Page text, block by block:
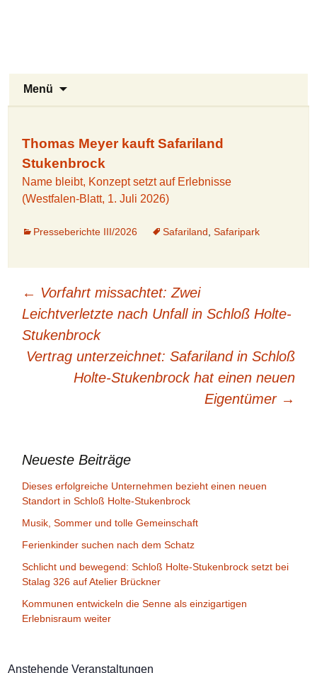
Menü
Thomas Meyer kauft Safariland
Stukenbrock
Name bleibt, Konzept setzt auf Erlebnisse
(Westfalen-Blatt, 1. Juli 2026)
Presseberichte III/2026 Safariland ,Safaripark
Beitragsnavigation
← Vorfahrt missachtet: Zwei
Leichtverletzte nach Unfall in Schloß Holte-
Stukenbrock
Vertrag unterzeichnet: Safariland in Schloß
Holte-Stukenbrock hat einen neuen
Eigentümer →
Neueste Beiträge
Dieses erfolgreiche Unternehmen bezieht einen neuen
Standort in Schloß Holte-Stukenbrock
Musik, Sommer und tolle Gemeinschaft
Ferienkinder suchen nach dem Schatz
Schlicht und bewegend: Schloß Holte-Stukenbrock setzt bei
Stalag 326 auf Atelier Brückner
Kommunen entwickeln die Senne als einzigartigen
Erlebnisraum weiter
Anstehende Veranstaltungen